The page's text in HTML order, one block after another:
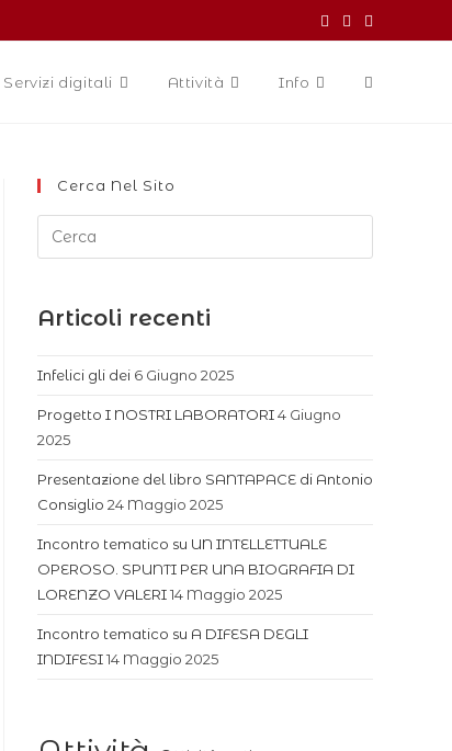
Servizi digitali Attività Info
Cerca Nel Sito
Articoli recenti
Infelici gli dei 6 Giugno 2025
Progetto I NOSTRI LABORATORI4 Giugno
2025
Presentazione del libro SANTAPACE di Antonio
Consiglio 24 Maggio 2025
Incontro tematico su UN INTELLETTUALE
OPEROSO. SPUNTI PER UNA BIOGRAFIA DI
LORENZO VALERI14 Maggio 2025
Incontro tematico su A DIFESA DEGLI
INDIFESI14 Maggio 2025